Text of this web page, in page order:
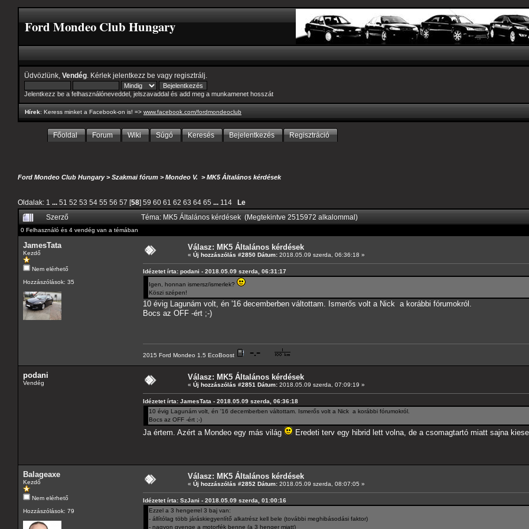
Ford Mondeo Club Hungary
Üdvözlünk, Vendég . Kérlek jelentkezz be vagy regisztrálj
Jelentkezz be a felhasználóneveddel, jelszavaddal és add meg a munkamenet hosszát
Hírek: Keress minket a Facebook-on is! => www.facebook.com/fordmondeoclub
Főoldal Forum Wiki Súgó Keresés Bejelentkezés Regisztráció
Ford Mondeo Club Hungary>Szakmai fórum >Mondeo V. >MK5 Általános kérdések
Oldalak: 1 ... 51 52 53 54 55 56 57 [58] 59 60 61 62 63 64 65 ... 114 Le
Szerző Téma: MK5 Általános kérdések (Megtekintve 2515972 alkalommal)
0 Felhasználó és 4 vendég van a témában
JamesTata
Kezdő
Nem elérhető
Hozzászólások: 35
Válasz: MK5 Általános kérdések
« Új hozzászólás #2850 Dátum: 2018.05.09 szerda, 06:36:18 »
Idézetet írta: podani - 2018.05.09 szerda, 06:31:17
Igen, honnan ismersz/ismerlek?
Köszi szépen!
10 évig Lagunám volt, én '16 decemberben váltottam. Ismerős volt a Nick a korábbi fórumokról.
Bocs az OFF -ért ;-)
2015 Ford Mondeo 1.5 EcoBoost
podani
Vendég
Válasz: MK5 Általános kérdések
« Új hozzászólás #2851 Dátum: 2018.05.09 szerda, 07:09:19 »
Idézetet írta: JamesTata - 2018.05.09 szerda, 06:36:18
10 évig Lagunám volt, én '16 decemberben váltottam. Ismerős volt a Nick a korábbi fórumokról.
Bocs az OFF -ért ;-)
Ja értem. Azért a Mondeo egy más világ Eredeti terv egy hibrid lett volna, de a csomagtartó miatt sajna
Balageaxe
Kezdő
Nem elérhető
Hozzászólások: 79
Válasz: MK5 Általános kérdések
« Új hozzászólás #2852 Dátum: 2018.05.09 szerda, 08:07:05 »
Idézetet írta: SzJani - 2018.05.09 szerda, 01:00:16
Ezzel a 3 hengerrel 3 baj van:
- állítólag több járáskiegyenlítő alkatrész kell bele (további meghibásodási faktor)
- nagyon gyenge a motorfék benne (a 3 henger miatt)